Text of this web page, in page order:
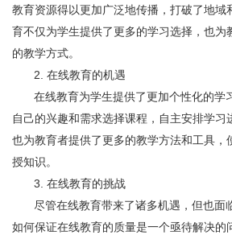
教育资源得以更加广泛地传播，打破了地域
育不仅为学生提供了更多的学习选择，也为
的教学方式。
2. 在线教育的机遇
在线教育为学生提供了更加个性化的学
自己的兴趣和需求选择课程，自主安排学习
也为教育者提供了更多的教学方法和工具，
授知识。
3. 在线教育的挑战
尽管在线教育带来了诸多机遇，但也面
如何保证在线教育的质量是一个亟待解决的